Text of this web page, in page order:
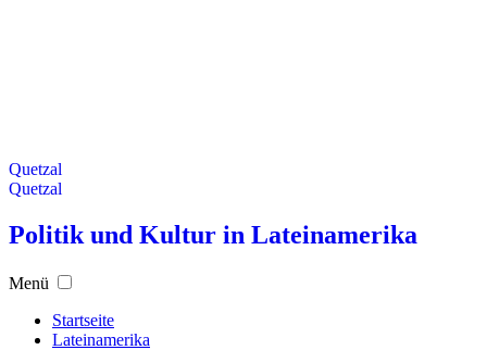
Quetzal
Quetzal
Politik und Kultur in Lateinamerika
Menü
Startseite
Lateinamerika